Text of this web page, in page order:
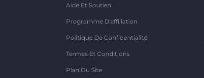
Aide Et Soutien
Programme D'affiliation
Politique De Confidentialité
Termes Et Conditions
Plan Du Site